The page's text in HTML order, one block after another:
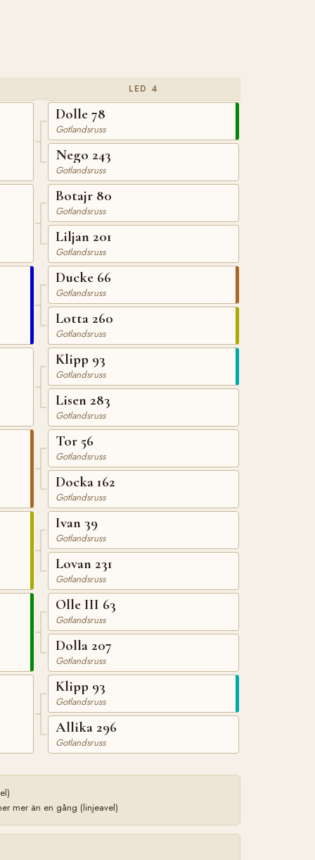
LED 4
Dolle 78
Gotlandsruss
Nego 243
Gotlandsruss
Botajr 80
Gotlandsruss
Liljan 201
Gotlandsruss
Ducke 66
Gotlandsruss
Lotta 260
Gotlandsruss
Klipp 93
Gotlandsruss
Lisen 283
Gotlandsruss
Tor 56
Gotlandsruss
Docka 162
Gotlandsruss
Ivan 39
Gotlandsruss
Lovan 231
Gotlandsruss
Olle III 63
Gotlandsruss
Dolla 207
Gotlandsruss
Klipp 93
Gotlandsruss
Allika 296
Gotlandsruss
mer än en gång (linjeavel)